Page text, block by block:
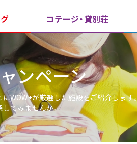
コテージ・貸別荘
ンペーン
WOW+が厳選した施設をご紹介します。
てみませんか。